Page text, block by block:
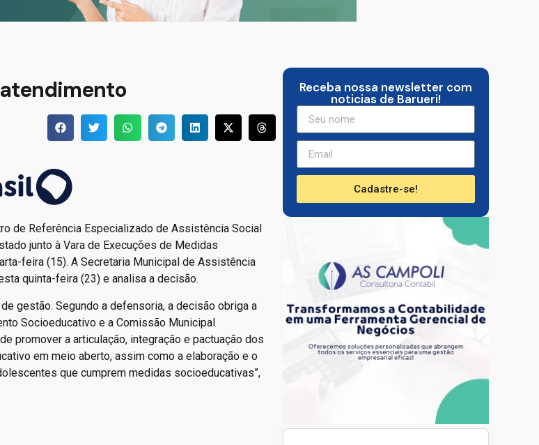
de Referência Especializado de Assistência Social
junto à Vara de Execuções de Medidas
feira (15). A Secretaria Municipal de Assistência
quinta-feira (23) e analisa a decisão.
gestão. Segundo a defensoria, a decisão obriga a
Socioeducativo e a Comissão Municipal
promover a articulação, integração e pactuação dos
em meio aberto, assim como a elaboração e o
que cumprem medidas socioeducativas”,
Receba nossa newsletter com
noticias de Barueri!
Cadastre-se!